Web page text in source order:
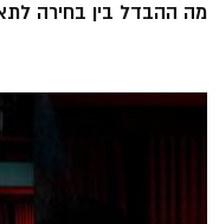
מה ההבדל בין בחירה